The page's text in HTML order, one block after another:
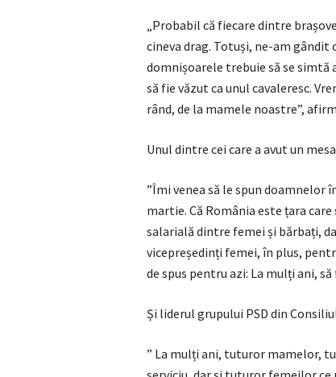
„Probabil că fiecare dintre
cineva drag. Totuși, ne-am gândit
domnișoarele trebuie să se simtă
să fie văzut ca unul cavaleresc.
rând, de la mamele noastre”,
Unul dintre cei care a avut un
”Îmi venea să le spun doamnelor
martie. Că România este țara
salarială dintre femei și bărbați,
vicepreședinți femei, în plus,
de spus pentru azi: La mulți ani,
Și liderul grupului PSD din
” La mulți ani, tuturor mamelor,